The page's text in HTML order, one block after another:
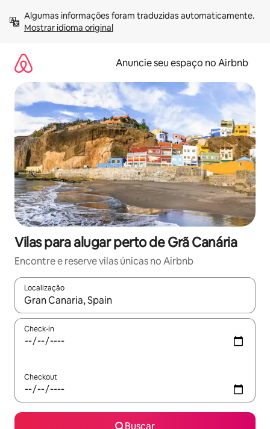
para
Mostrar idioma original
Anuncie seu espaço no Airbnb
Vilas para alugar perto de Grã Canária
Encontre e reserve vilas únicas no Airbnb
Localização
Quando os resultados estiverem disponíveis, explore-os
Check-in
Checkout
Buscar